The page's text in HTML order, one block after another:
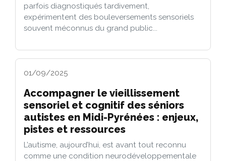
parfois diagnostiqués tardivement,
expérimentent des bouleversements sensoriels
souvent méconnus du grand public...
01/09/2025
Accompagner le vieillissement
sensoriel et cognitif des séniors
autistes en Midi-Pyrénées : enjeux,
pistes et ressources
L’autisme, aujourd’hui, est avant tout reconnu
comme une condition neurodéveloppementale